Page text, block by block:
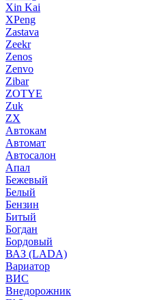
Xin Kai
XPeng
Zastava
Zeekr
Zenos
Zenvo
Zibar
ZOTYE
Zuk
ZX
Автокам
Автомат
Автосалон
Апал
Бежевый
Белый
Бензин
Битый
Богдан
Бордовый
ВАЗ (LADA)
Вариатор
ВИС
Внедорожник